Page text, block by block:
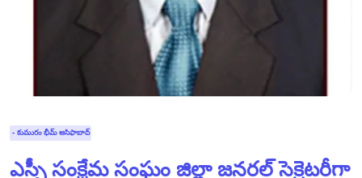
- కుమురం భీమ్ ఆసిఫాబాద్
ఎస్సీ సంక్షేమ సంఘం జిల్లా జనరల్ సెక్రెటరీగా